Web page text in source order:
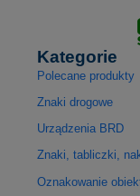
Kategorie
Polecane produkty
Znaki drogowe
Urządzenia BRD
Znaki, tabliczki,
Oznakowanie